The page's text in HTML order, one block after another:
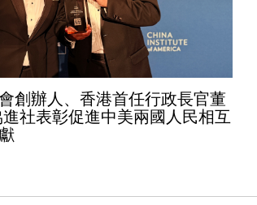
創辦人、香港首任行政長官董
社表彰促進中美兩國人民相互